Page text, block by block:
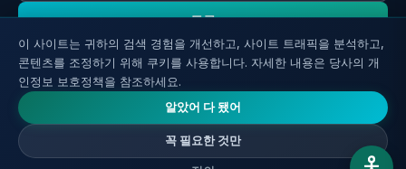
등록
이 사이트는 귀하의 검색 경험을 개선하고, 사이트 트래픽을 분석하고,
콘텐츠를 조정하기 위해 쿠키를 사용합니다. 자세한 내용은 당사의 개
인정보 보호정책을 참조하세요.
알았어 다 됐어
꼭 필요한 것만